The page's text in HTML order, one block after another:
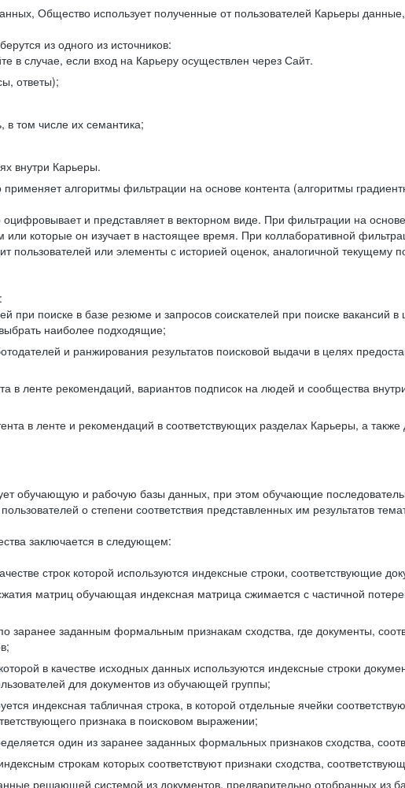
Общество использует полученные от пользователей Карьеры
из одного из источников:
в случае, если вход на Карьеру осуществлен через Сайт.
ответы);
в том числе их семантика;
внутри Карьеры.
алгоритмы фильтрации на основе контента (алгоритмы
и представляет в векторном виде. При фильтрации на
которые он изучает в настоящее время. При коллаборативной
пользователей или элементы с историей оценок, аналогичной текущему
при поиске в базе резюме и запросов соискателей при поиске вакансий в
наиболее подходящие;
и ранжирования результатов поисковой выдачи в целях
в ленте рекомендаций, вариантов подписок на людей и сообщества
в ленте и рекомендаций в соответствующих разделах Карьеры, а
обучающую и рабочую базы данных, при этом обучающие
о степени соответствия представленных им результатов
заключается в следующем:
строк которой используются индексные строки, соответствующие
матриц обучающая индексная матрица сжимается с частичной
заранее заданным формальным признакам сходства, где документы,
в качестве исходных данных используются индексные строки
для документов из обучающей группы;
индексная табличная строка, в которой отдельные ячейки
признака в поисковом выражении;
один из заранее заданных формальных признаков сходства,
строкам которых соответствуют признаки сходства,
решающей системой из документов, предварительно отобранных из